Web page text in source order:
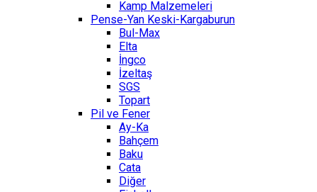
Kamp Malzemeleri
Pense-Yan Keski-Kargaburun
Bul-Max
Elta
İngco
İzeltaş
SGS
Topart
Pil ve Fener
Ay-Ka
Bahçem
Baku
Cata
Diğer